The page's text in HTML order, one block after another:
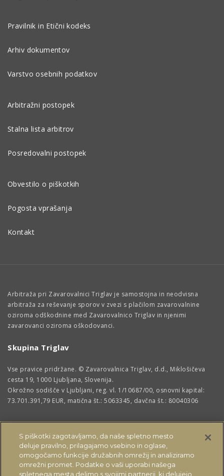
Pravilnik in Etični kodeks
Arhiv dokumentov
Varstvo osebnih podatkov
Arbitražni postopek
Stalna lista arbitrov
Posredovalni postopek
Obvestilo o piškotkih
Pogosta vprašanja
Kontakt
Arbitraža pri Zavarovalnici Triglav je samostojna in neodvisna
arbitraža za reševanje sporov v zvezi s plačilom zavarovalnine
oziroma odškodnine med Zavarovalnico Triglav in njenimi
zavarovanci oziroma oškodovanci.
Skupina Triglav
Vse pravice pridržane. © Zavarovalnica Triglav, d.d., Miklošičeva
cesta 19, 1000 Ljubljana, Slovenija.
Okrožno sodišče v Ljubljani, reg. vl. 1/10687/00, osnovni kapital:
73.701.391,79 EUR, matična št.: 5063345, davčna št.: 80040306
S piškotki zagotavljamo, da naše spletno mesto
deluje pravilno, prilagajamo vsebino in oglase,
omogočamo funkcije družabnih omrežij in analiziramo
omrežni promet. Podatke o vaši uporabi našega
spletnega mesta delimo s svojimi partnerji, ki delujejo